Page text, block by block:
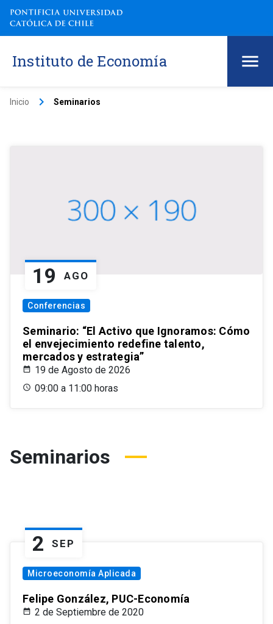
Instituto de Economía
Inicio keyboard_arrow_right Seminarios
19 AGO
Conferencias
Seminario: “El Activo que Ignoramos: Cómo
el envejecimiento redefine talento,
mercados y estrategia”
19 de Agosto de 2026
09:00 a 11:00 horas
Seminarios
2 SEP
Microeconomía Aplicada
Felipe González, PUC-Economía
2 de Septiembre de 2020